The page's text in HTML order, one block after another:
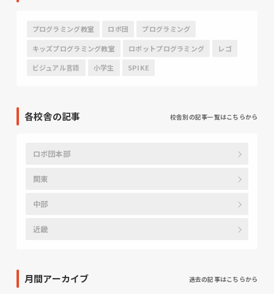
プログラミング教室 ロボ団
プログラミング
キッズプログラミング教室
ロボットプログラミング
レゴ
ビジュアル言語
小学生 SPIKE
各校舎の記事 校舎別の記事一覧はこちらから
ロボ団本部
関東
中部
近畿
月間アーカイブ 過去の記事はこちらから